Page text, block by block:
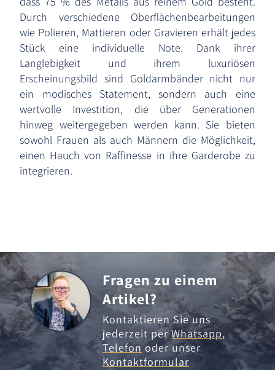
Durch verschiedene Oberflächenbearbeitungen
wie Polieren, Mattieren oder Gravieren erhält jedes
Stück eine individuelle Note. Dank ihrer
Langlebigkeit und ihrem luxuriösen
Erscheinungsbild sind Goldarmbänder nicht nur
ein modisches Statement, sondern auch eine
wertvolle Investition, die über Generationen
hinweg weitergegeben werden kann. Sie bieten
sowohl Frauen als auch Männern die Möglichkeit,
einen Hauch von Raffinesse in ihre Garderobe zu
integrieren.
Fragen zu einem
Artikel?
Kontaktieren Sie uns
jederzeit perWhatsapp,
Telefonoder unser
Kontaktformular